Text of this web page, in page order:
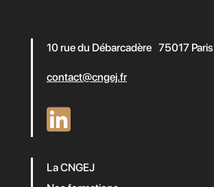
10 rue du Débarcadère 75017 Paris
contact@cngej.fr
La CNGEJ